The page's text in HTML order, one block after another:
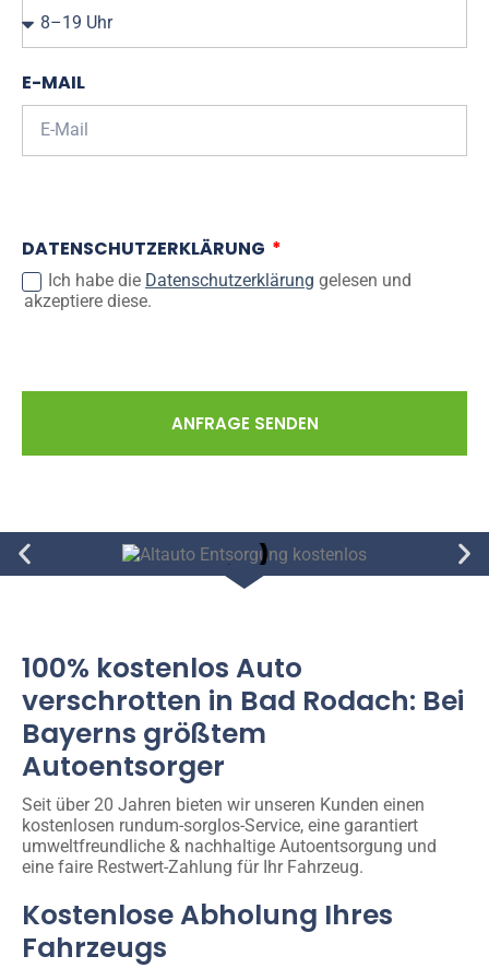
E-MAIL
DATENSCHUTZERKLÄRUNG
Ich habe die Datenschutzerklärung gelesen und
akzeptiere diese.
ANFRAGE SENDEN
100% kostenlos Auto
verschrotten in Bad Rodach: Bei
Bayerns größtem
Autoentsorger
Seit über 20 Jahren bieten wir unseren Kunden einen
kostenlosen rundum-sorglos-Service, eine garantiert
umweltfreundliche & nachhaltige Autoentsorgung und
eine faire Restwert-Zahlung für Ihr Fahrzeug.
Kostenlose Abholung Ihres
Fahrzeugs